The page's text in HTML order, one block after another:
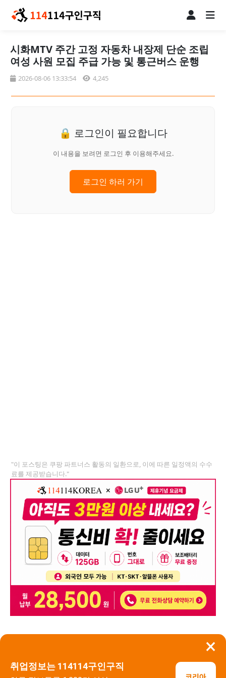
×
취업정보는 114114구인구직
시화MTV 주간 고정 자동차 내장제 단순 조립
여성 사원 모집 주급 가능 및 통근버스 운행
2026-08-06 13:33:54 4,245
🔒 로그인이 필요합니다
이 내용을 보려면 로그인 후 이용해주세요.
로그인 하러 가기
"이 포스팅은 쿠팡 파트너스 활동의 일환으로, 이에 따른 일정액의 수수
료를 제공받습니다."